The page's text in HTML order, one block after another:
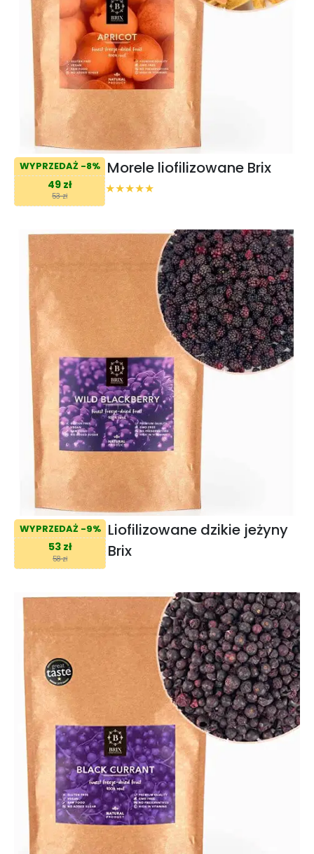
WYPRZEDAŻ -8%
49 zł
53 zł
Morele liofilizowane Brix
WYPRZEDAŻ -9%
53 zł
58 zł
Liofilizowane dzikie jeżyny
Brix